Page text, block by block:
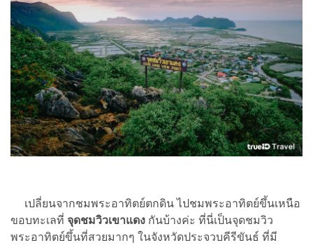
เปลี่ยนจากชมพระอาทิตย์ตกดิน ไปชมพระอาทิตย์ขึ้นเหนือ
ขอบทะเลที่ จุดชมวิวเขาแดง กันบ้างค่ะ ที่นี่เป็นจุดชมวิว
พระอาทิตย์ขึ้นที่สวยมากๆ ในจังหวัดประจวบคีรีขันธ์ ที่มี